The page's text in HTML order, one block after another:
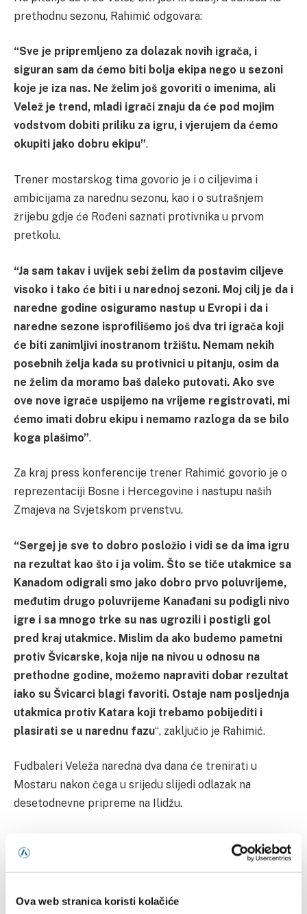
Ova web stranica koristi kolačiće
prethodnu sezonu, Rahimić odgovara:
“Sve je pripremljeno za dolazak novih igrača, i
siguran sam da ćemo biti bolja ekipa nego u sezoni
koje je iza nas. Ne želim još govoriti o imenima, ali
Velež je trend, mladi igrači znaju da će pod mojim
vodstvom dobiti priliku za igru, i vjerujem da ćemo
okupiti jako dobru ekipu”.
Trener mostarskog tima govorio je i o ciljevima i
ambicijama za narednu sezonu, kao i o sutrašnjem
žrijebu gdje će Rođeni saznati protivnika u prvom
pretkolu.
“Ja sam takav i uvijek sebi želim da postavim ciljeve
visoko i tako će biti i u narednoj sezoni. Moj cilj je da i
naredne godine osiguramo nastup u Evropi i da i
naredne sezone isprofilišemo još dva tri igrača koji
će biti zanimljivi inostranom tržištu. Nemam nekih
posebnih želja kada su protivnici u pitanju, osim da
ne želim da moramo baš daleko putovati. Ako sve
ove nove igrače uspijemo na vrijeme registrovati, mi
ćemo imati dobru ekipu i nemamo razloga da se bilo
koga plašimo”.
Za kraj press konferencije trener Rahimić govorio je o
reprezentaciji Bosne i Hercegovine i nastupu naših
Zmajeva na Svjetskom prvenstvu.
“Sergej je sve to dobro posložio i vidi se da ima igru
na rezultat kao što i ja volim. Što se tiče utakmice sa
Kanadom odigrali smo jako dobro prvo poluvrijeme,
međutim drugo poluvrijeme Kanađani su podigli nivo
igre i sa mnogo trke su nas ugrozili i postigli gol
pred kraj utakmice. Mislim da ako budemo pametni
protiv Švicarske, koja nije na nivou u odnosu na
prethodne godine, možemo napraviti dobar rezultat
iako su Švicarci blagi favoriti. Ostaje nam posljednja
utakmica protiv Katara koji trebamo pobijediti i
plasirati se u narednu fazu“, zaključio je Rahimić.
Fudbaleri Veleža naredna dva dana će trenirati u
Mostaru nakon čega u srijedu slijedi odlazak na
desetodnevne pripreme na Ilidžu.
Andro Babić Armin Spahić FK Velež